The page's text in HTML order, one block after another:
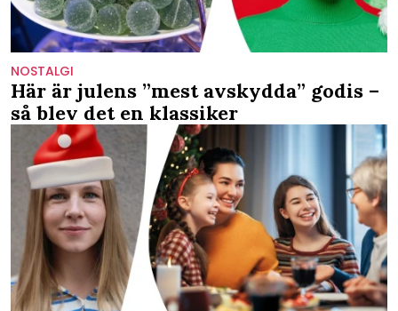
NOSTALGI
Här är julens ”mest avskydda” godis –
så blev det en klassiker